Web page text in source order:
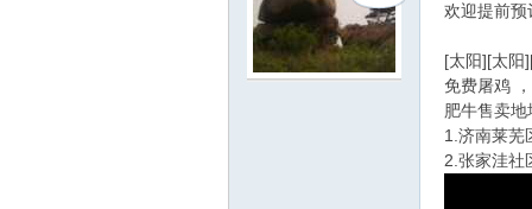
欢迎提前预
[太阳][太阳
免费屠鸡
肥牛售卖地
1.济南莱芜
2.张家洼社